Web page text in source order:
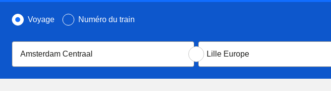
Recherchez par
Voyage Numéro du train